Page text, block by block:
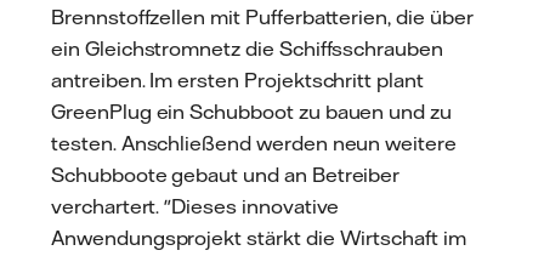
Brennstoffzellen mit Pufferbatterien, die über
ein Gleichstromnetz die Schiffsschrauben
antreiben. Im ersten Projektschritt plant
GreenPlug ein Schubboot zu bauen und zu
testen. Anschließend werden neun weitere
Schubboote gebaut und an Betreiber
verchartert. "Dieses innovative
Anwendungsprojekt stärkt die Wirtschaft im